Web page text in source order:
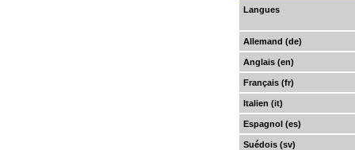
Langues
Allemand (de)
Anglais (en)
Français (fr)
Italien (it)
Espagnol (es)
Suédois (sv)